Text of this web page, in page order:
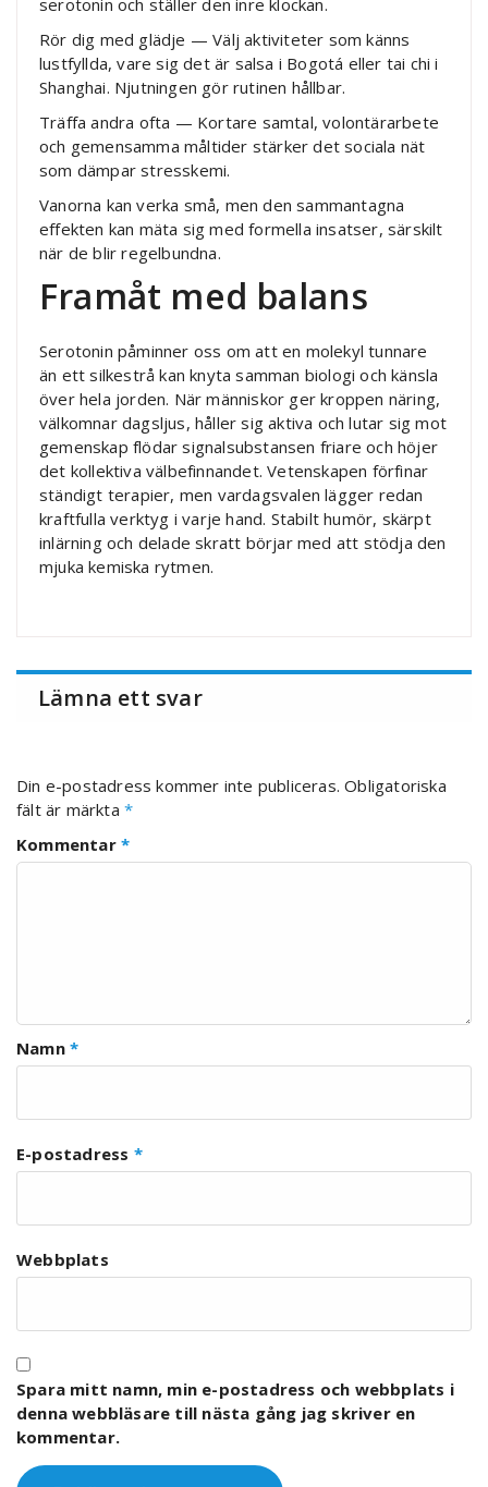
serotonin och ställer den inre klockan.
Rör dig med glädje — Välj aktiviteter som känns
lustfyllda, vare sig det är salsa i Bogotá eller tai chi i
Shanghai. Njutningen gör rutinen hållbar.
Träffa andra ofta — Kortare samtal, volontärarbete
och gemensamma måltider stärker det sociala nät
som dämpar stresskemi.
Vanorna kan verka små, men den sammantagna
effekten kan mäta sig med formella insatser, särskilt
när de blir regelbundna.
Framåt med balans
Serotonin påminner oss om att en molekyl tunnare
än ett silkestrå kan knyta samman biologi och känsla
över hela jorden. När människor ger kroppen näring,
välkomnar dagsljus, håller sig aktiva och lutar sig mot
gemenskap flödar signalsubstansen friare och höjer
det kollektiva välbefinnandet. Vetenskapen förfinar
ständigt terapier, men vardagsvalen lägger redan
kraftfulla verktyg i varje hand. Stabilt humör, skärpt
inlärning och delade skratt börjar med att stödja den
mjuka kemiska rytmen.
Lämna ett svar
Din e-postadress kommer inte publiceras. Obligatoriska
fält är märkta *
Kommentar *
Namn *
E-postadress *
Webbplats
Spara mitt namn, min e-postadress och webbplats i
denna webbläsare till nästa gång jag skriver en
kommentar.